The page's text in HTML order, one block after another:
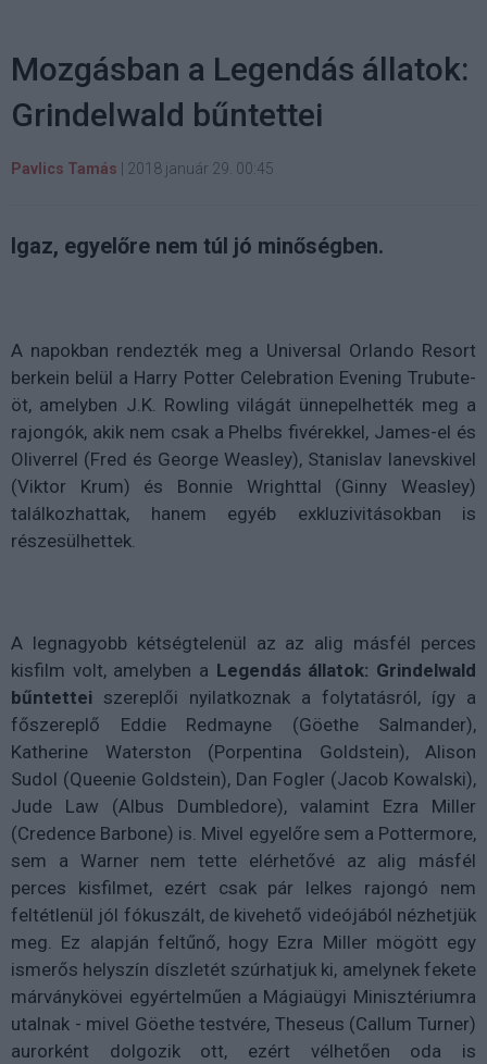
Mozgásban a Legendás állatok:
Grindelwald bűntettei
Pavlics Tamás 2018 január 29. 00:45
Igaz, egyelőre nem túl jó minőségben.
A napokban rendezték meg a Universal Orlando Resort
berkein belül a Harry Potter Celebration Evening Trubute-
öt, amelyben J.K. Rowling világát ünnepelhették meg a
rajongók, akik nem csak a Phelbs fivérekkel, James-el és
Oliverrel (Fred és George Weasley), Stanislav Ianevskivel
(Viktor Krum) és Bonnie Wrighttal (Ginny Weasley)
találkozhattak, hanem egyéb exkluzivitásokban is
részesülhettek.
A legnagyobb kétségtelenül az az alig másfél perces
kisfilm volt, amelyben a Legendás állatok: Grindelwald
bűntettei szereplői nyilatkoznak a folytatásról, így a
főszereplő Eddie Redmayne (Göethe Salmander),
Katherine Waterston (Porpentina Goldstein), Alison
Sudol (Queenie Goldstein), Dan Fogler (Jacob Kowalski),
Jude Law (Albus Dumbledore), valamint Ezra Miller
(Credence Barbone) is. Mivel egyelőre sem a Pottermore,
sem a Warner nem tette elérhetővé az alig másfél
perces kisfilmet, ezért csak pár lelkes rajongó nem
feltétlenül jól fókuszált, de kivehető videójából nézhetjük
meg. Ez alapján feltűnő, hogy Ezra Miller mögött egy
ismerős helyszín díszletét szúrhatjuk ki, amelynek fekete
márványkövei egyértelműen a Mágiaügyi Minisztériumra
utalnak - mivel Göethe testvére, Theseus (Callum Turner)
aurorként dolgozik ott, ezért vélhetően oda is